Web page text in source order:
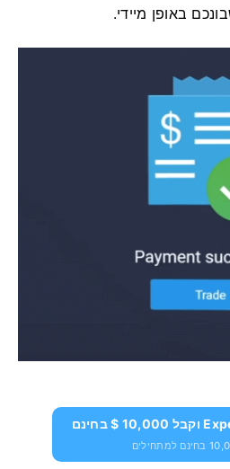
באופן מיידי.